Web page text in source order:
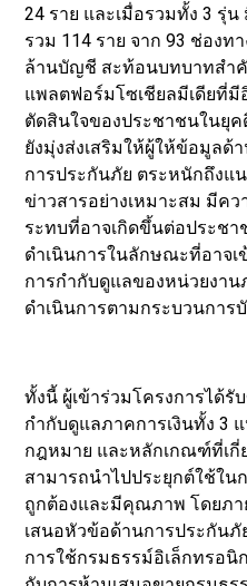
24 ราย และเมื่อรวมทั้ง 3 รุ่
รวม 114 ราย จาก 93 ช่องท
ล้านบัญชี สะท้อนบทบาทสำ
แพลตฟอร์มโซเชียลมีเดียที่
ตัดสินใจของประชาชนในยุค
ยังมุ่งส่งเสริมให้ผู้ให้ข้อมู
การประกันภัย ตระหนักถึงแ
ข่าวสารอย่างเหมาะสม มีค
ระทบที่อาจเกิดขึ้นต่อประชา
ดำเนินการในลักษณะที่อาจ
การกำกับดูแลของหน่วยงาน
ดำเนินการตามกระบวนการ
ทั้งนี้ ผู้เข้าร่วมโครงการได้
กำกับดูแลภาคการเงินทั้ง 3
กฎหมาย และหลักเกณฑ์ที่เกี่
สามารถนำไปประยุกต์ใช้ใน
ถูกต้องและมีคุณภาพ โดยภ
เสนอหัวข้อด้านการประกัน
การใช้กรมธรรม์อิเล็กทรอนิ